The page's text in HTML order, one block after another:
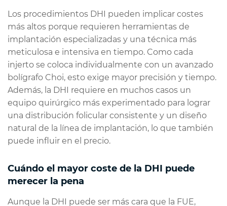
Los procedimientos DHI pueden implicar costes
más altos porque requieren herramientas de
implantación especializadas y una técnica más
meticulosa e intensiva en tiempo. Como cada
injerto se coloca individualmente con un avanzado
bolígrafo Choi, esto exige mayor precisión y tiempo.
Además, la DHI requiere en muchos casos un
equipo quirúrgico más experimentado para lograr
una distribución folicular consistente y un diseño
natural de la línea de implantación, lo que también
puede influir en el precio.
Cuándo el mayor coste de la DHI puede
merecer la pena
Aunque la DHI puede ser más cara que la FUE,